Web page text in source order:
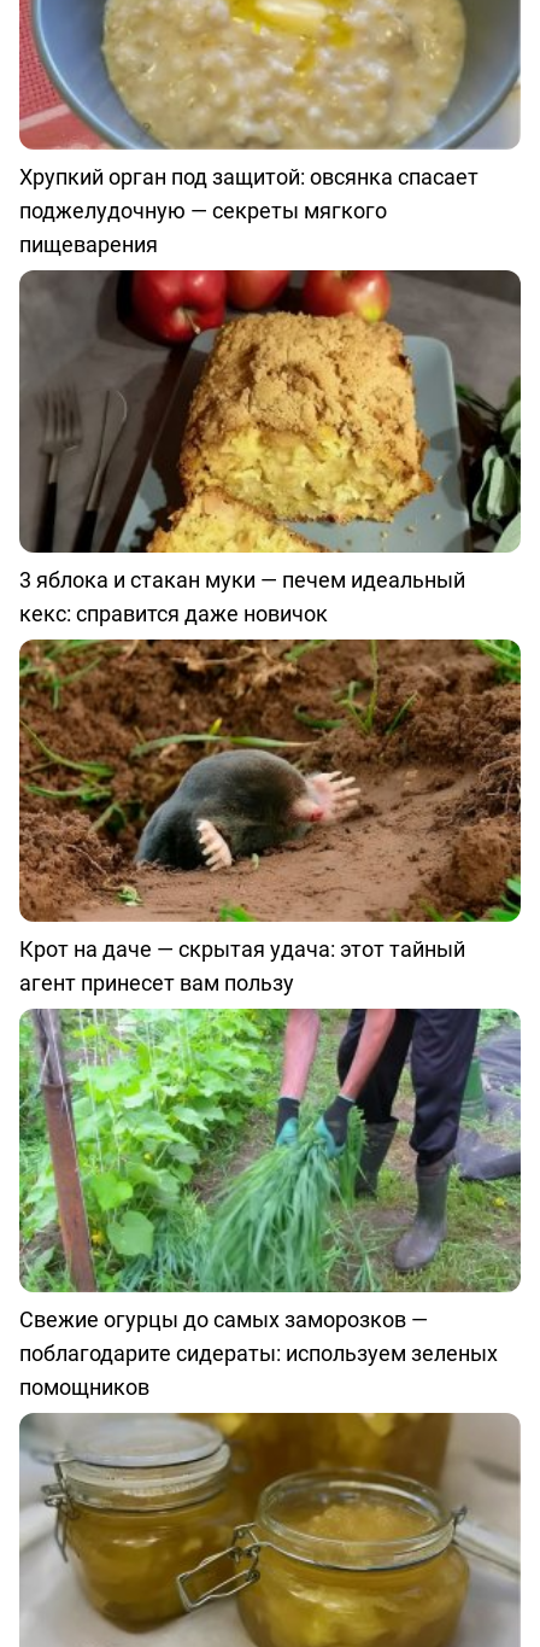
Хрупкий орган под защитой: овсянка спасает
поджелудочную — секреты мягкого
пищеварения
3 яблока и стакан муки — печем идеальный
кекс: справится даже новичок
Крот на даче — скрытая удача: этот тайный
агент принесет вам пользу
Свежие огурцы до самых заморозков —
поблагодарите сидераты: используем зеленых
помощников